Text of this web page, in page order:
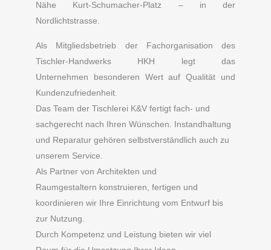
Nähe Kurt-Schumacher-Platz – in der
Nordlichtstrasse.
Als Mitgliedsbetrieb der Fachorganisation des
Tischler-Handwerks HKH legt das
Unternehmen besonderen Wert auf Qualität und
Kundenzufriedenheit.
Das Team der Tischlerei K&V fertigt fach- und
sachgerecht nach Ihren Wünschen. Instandhaltung
und Reparatur gehören selbstverständlich auch zu
unserem Service.
Als Partner von Architekten und
Raumgestaltern konstruieren, fertigen und
koordinieren wir Ihre Einrichtung vom Entwurf bis
zur Nutzung.
Durch Kompetenz und Leistung bieten wir viel